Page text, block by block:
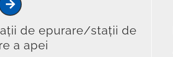
de epurare/stații de
a apei